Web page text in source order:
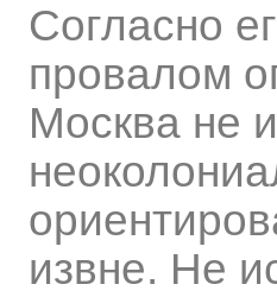
Согласно
провалом
Москва не
извне. Не